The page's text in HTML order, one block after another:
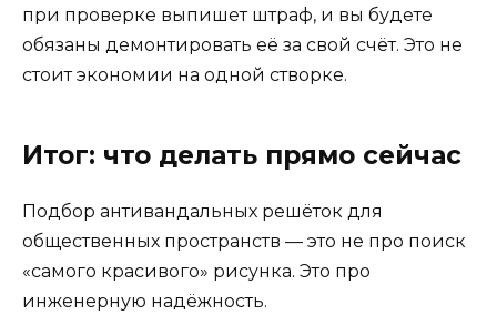
при проверке выпишет штраф, и вы будете
обязаны демонтировать её за свой счёт. Это не
стоит экономии на одной створке.
Итог: что делать прямо сейчас
Подбор антивандальных решёток для
общественных пространств — это не про поиск
«самого красивого» рисунка. Это про
инженерную надёжность.